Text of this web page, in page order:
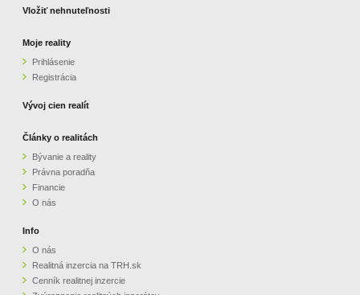
PARTNERI
OBCHODNÉ PODMIENKY
PRIPOMIENKY
Vložiť nehnuteľnosti
Moje reality
Prihlásenie
Registrácia
Vývoj cien realít
Články o realitách
Bývanie a reality
Právna poradňa
Financie
O nás
Info
O nás
Realitná inzercia na TRH.sk
Cenník realitnej inzercie